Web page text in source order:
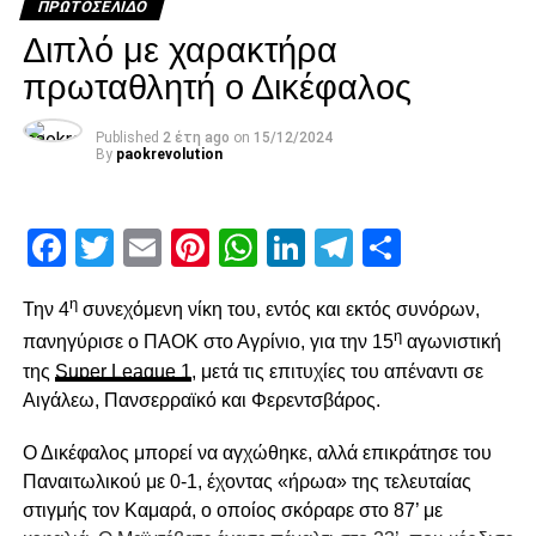
ομάδα στον δύσκολο αγώνα της Τετάρτης, ο οποίος αποτελεί μια
καλή πρόβα ενόψει του ντέρμπι με τον Ολυμπιακό στην 4η
αγωνιστική.
Υπενθυμίζεται ότι συνεχίζεται κανονικά η διάθεση των εισιτηρίων από
τα γραφεία του Τ.Α.Π. στο PAOK SPORTS ARENA, από το
Όσοι έχουν αγοράσει εισιτήριο διαρκείας 2016-17, ότι μπορούν να
παραλαμβάνουν τις κάρτες από τα γραφεία του τμήματος στο PAOK
17:00.
ADVERTISEMENT
Facebook
Twitter
EmailPinterest
WhatsApp
LinkedIn
Telegram
ΠΡΩΤΟΣΈΛΙΔΟ
Διπλό με χαρακτήρα
πρωταθλητή ο Δικέφαλος
Published 2 έτη ago on 15/12/2024
By paokrevolution
Facebook
Twitter
EmailPinterest
WhatsApp
LinkedIn
Telegram
Την 4ησυνεχόμενη νίκη του, εντός και εκτός συνόρων,
πανηγύρισε ο ΠΑΟΚ στο Αγρίνιο, για την 15ηαγωνιστική
της Super League 1, μετά τις επιτυχίες του απέναντι σε
Αιγάλεω, Πανσερραϊκό και Φερεντσβάρος.
Ο Δικέφαλος μπορεί να αγχώθηκε, αλλά επικράτησε του
Παναιτωλικού με 0-1, έχοντας «ήρωα» της τελευταίας
στιγμής τον Καμαρά, ο οποίος σκόραρε στο 87’ με